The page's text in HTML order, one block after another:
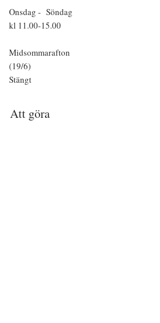
Onsdag - Söndag
kl 11.00-15.00
Midsommarafton
(19/6)
Stängt
Att göra